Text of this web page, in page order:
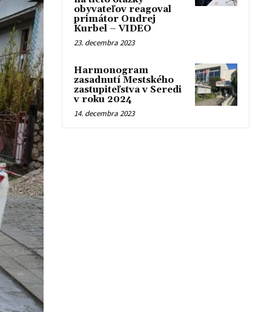
obyvateľov reagoval
primátor Ondrej
Kurbel – VIDEO
23. decembra 2023
Harmonogram
zasadnutí Mestského
zastupiteľstva v Seredi
v roku 2024
14. decembra 2023